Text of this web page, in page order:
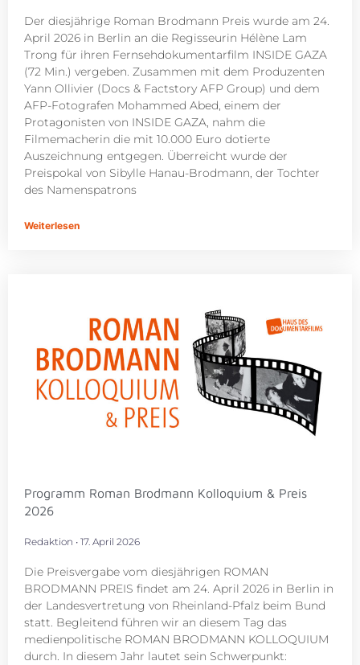
Der diesjährige Roman Brodmann Preis wurde am 24.
April 2026 in Berlin an die Regisseurin Hélène Lam
Trong für ihren Fernsehdokumentarfilm INSIDE GAZA
(72 Min.) vergeben. Zusammen mit dem Produzenten
Yann Ollivier (Docs & Factstory AFP Group) und dem
AFP-Fotografen Mohammed Abed, einem der
Protagonisten von INSIDE GAZA, nahm die
Filmemacherin die mit 10.000 Euro dotierte
Auszeichnung entgegen. Überreicht wurde der
Preispokal von Sibylle Hanau-Brodmann, der Tochter
des Namenspatrons
Weiterlesen
Programm Roman Brodmann Kolloquium & Preis
2026
Redaktion 17. April 2026
Die Preisvergabe vom diesjährigen ROMAN
BRODMANN PREIS findet am 24. April 2026 in Berlin in
der Landesvertretung von Rheinland-Pfalz beim Bund
statt. Begleitend führen wir an diesem Tag das
medienpolitische ROMAN BRODMANN KOLLOQUIUM
durch. In diesem Jahr lautet sein Schwerpunkt: